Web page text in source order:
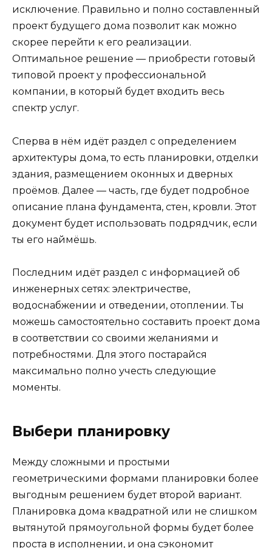
исключение. Правильно и полно составленный
проект будущего дома позволит как можно
скорее перейти к его реализации.
Оптимальное решение — приобрести готовый
типовой проект у профессиональной
компании, в который будет входить весь
спектр услуг.
Сперва в нём идёт раздел с определением
архитектуры дома, то есть планировки, отделки
здания, размещением оконных и дверных
проёмов. Далее — часть, где будет подробное
описание плана фундамента, стен, кровли. Этот
документ будет использовать подрядчик, если
ты его наймёшь.
Последним идёт раздел с информацией об
инженерных сетях: электричестве,
водоснабжении и отведении, отоплении. Ты
можешь самостоятельно составить проект дома
в соответствии со своими желаниями и
потребностями. Для этого постарайся
максимально полно учесть следующие
моменты.
Выбери планировку
Между сложными и простыми
геометрическими формами планировки более
выгодным решением будет второй вариант.
Планировка дома квадратной или не слишком
вытянутой прямоугольной формы будет более
проста в исполнении, и она сэкономит